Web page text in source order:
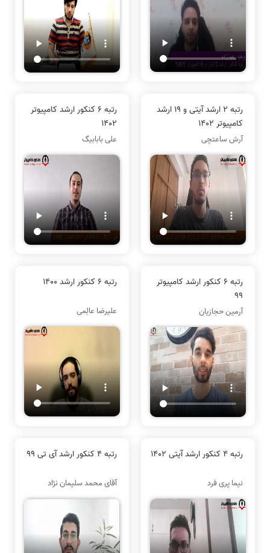
رتبه 2 ارشد آیتی و 19 ارشد
کامپیوتر 1402
آرش ساعتچی
رتبه 6 کنکور ارشد کامپیوتر
1402
علی بابابیگ
رتبه 6 کنکور ارشد کامپیوتر
99
آرمین حجازیان
رتبه 6 کنکور ارشد 1400
علیرضا عالِمی
رتبه 4 کنکور ارشد آیتی 1402
نیما پری فرد
رتبه 4 کنکور ارشد آی تی 99
آقای محمد سلیمان نژاد